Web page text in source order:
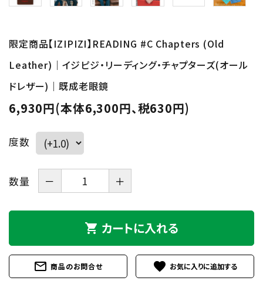
ようこそ 会員名 様
meeting_room ログイン person 新規会員登録
限定商品【IZIPIZI】READING #C Chapters (Old
Leather)｜イジピジ・リーディング・チャプターズ(オール
ドレザー)｜既成老眼鏡
6,930円(本体6,300円、税630円)
度数
数量 － ＋
shopping_cart カートに入れる
mail_outline 商品のお問合せ favorite